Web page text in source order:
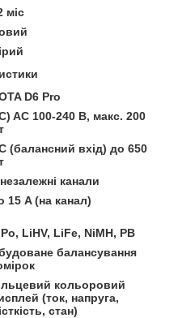
міс
D6 Pro
AC 100-240 В, макс. 200
(балансний вхід) до 650
канали
15 A (на канал)
LiHV, LiFe, NiMH, PB
балансування
кольоровий
(ток, напруга,
стан)